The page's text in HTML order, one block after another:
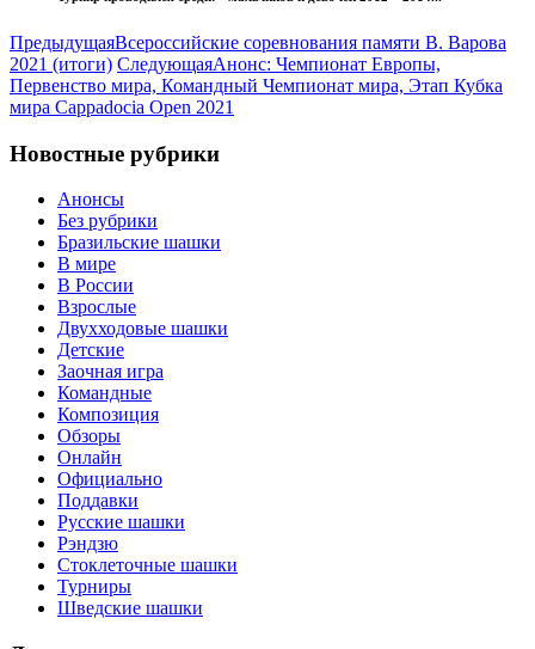
ПредыдущаяВсероссийские соревнования памяти В. Варова
2021 (итоги) СледующаяАнонс: Чемпионат Европы,
Первенство мира, Командный Чемпионат мира, Этап Кубка
мира Cappadocia Open 2021
Новостные рубрики
Анонсы
Без рубрики
Бразильские шашки
В мире
В России
Взрослые
Двухходовые шашки
Детские
Заочная игра
Командные
Композиция
Обзоры
Онлайн
Официально
Поддавки
Русские шашки
Рэндзю
Стоклеточные шашки
Турниры
Шведские шашки